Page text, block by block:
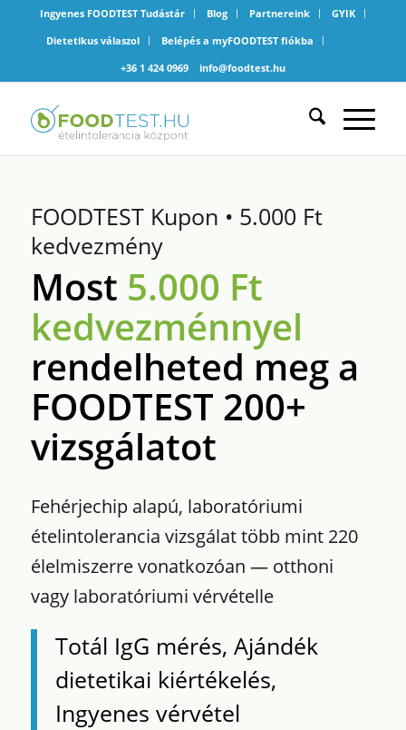
Ingyenes FOODTEST Tudástár Blog Partnereink
GYIK
Dietetikus válaszol
Belépés a myFOODTEST fiókba
+36 1 424 0969
info@foodtest.hu
FOODTEST Kupon • 5.000 Ft
kedvezmény
Most 5.000 Ft
kedvezménnyel
rendelheted meg a
FOODTEST 200+
vizsgálatot
Fehérjechip alapú, laboratóriumi
ételintolerancia vizsgálat több mint 220
élelmiszerre vonatkozóan — otthoni
vagy laboratóriumi vérvételle
Totál IgG mérés, Ajándék
dietetikai kiértékelés,
Ingyenes vérvétel